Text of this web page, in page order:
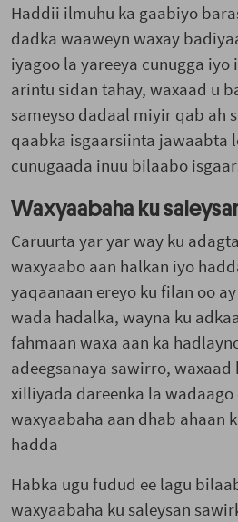
Haddii ilmuhu ka gaabiyo
dadka waaweyn waxay
iyagoo la yareeya cunugga iyo
arintu sidan tahay, waxaad u
sameyso dadaal miyir qab ah
qaabka isgaarsiinta jawaabta
cunugaada inuu bilaabo
Waxyaabaha ku
Caruurta yar yar way ku
waxyaabo aan halkan iyo
yaqaanaan ereyo ku filan oo
wada hadalka, wayna ku
fahmaan waxa aan ka
adeegsanaya sawirro, waxaad
xilliyada dareenka la wadaago
waxyaabaha aan dhab ahaan
hadda
Habka ugu fudud ee lagu
waxyaabaha ku saleysan